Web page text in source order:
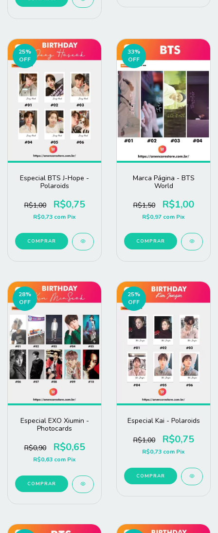
25%
OFF
Especial BTS J-Hope -
Polaroids
R$1,00 R$0,75
R$0,73 com Pix
COMPRAR
33%
OFF
Marca Página - BTS
World
R$1,50 R$1,00
R$0,97 com Pix
COMPRAR
28%
OFF
Especial EXO Xiumin -
Photocards
R$0,90 R$0,65
R$0,63 com Pix
COMPRAR
25%
OFF
Especial Kai - Polaroids
R$1,00 R$0,75
R$0,73 com Pix
COMPRAR